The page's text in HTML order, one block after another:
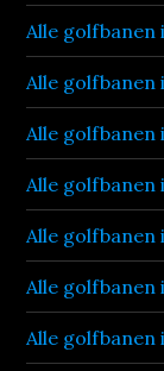
Alle golfbanen
Alle golfbanen
Alle
Alle golfbanen
Alle golfbanen
Alle golfbanen
Alle golfbanen